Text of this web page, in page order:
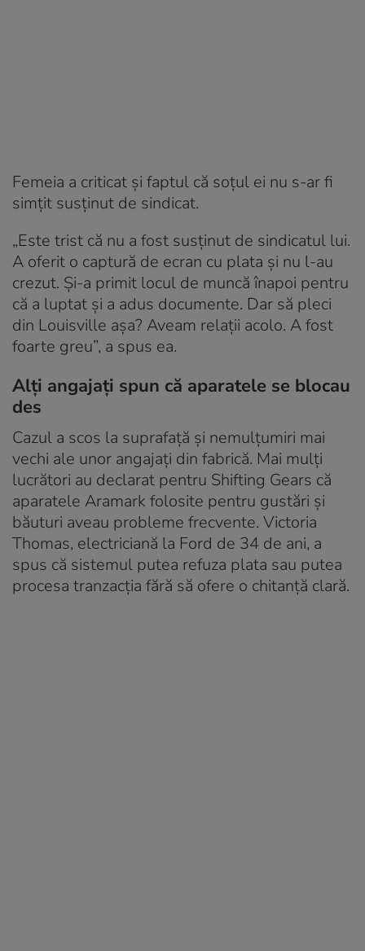
Femeia a criticat și faptul că soțul ei nu s-ar fi
simțit susținut de sindicat.
„Este trist că nu a fost susținut de sindicatul lui.
A oferit o captură de ecran cu plata și nu l-au
crezut. Și-a primit locul de muncă înapoi pentru
că a luptat și a adus documente. Dar să pleci
din Louisville așa? Aveam relații acolo. A fost
foarte greu”, a spus ea.
Alți angajați spun că aparatele se blocau
des
Cazul a scos la suprafață și nemulțumiri mai
vechi ale unor angajați din fabrică. Mai mulți
lucrători au declarat pentru Shifting Gears că
aparatele Aramark folosite pentru gustări și
băuturi aveau probleme frecvente. Victoria
Thomas, electriciană la Ford de 34 de ani, a
spus că sistemul putea refuza plata sau putea
procesa tranzacția fără să ofere o chitanță clară.